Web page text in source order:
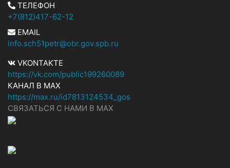
ТЕЛЕФОН
+7(812)417-62-12
EMAIL
info.sch51petr@obr.gov.spb.ru
VKONTAKTE
https://vk.com/public199260089
КАНАЛ В MAX
https://max.ru/id7813124534_gos
СВЯЗАТЬСЯ С НАМИ В МАХ